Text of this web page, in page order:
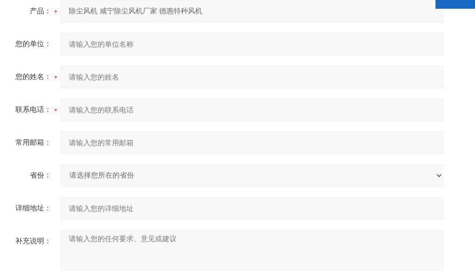
产品：
您的单位：
您的姓名：
联系电话：
常用邮箱：
省份：
详细地址：
补充说明：